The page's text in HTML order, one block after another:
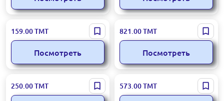
Youtube
159.00ТМТ
Посмотреть
HeyBoss.Ai
821.00ТМТ
Посмотреть
Amazon.com
250.00ТМТ QuillBot
573.00ТМТ